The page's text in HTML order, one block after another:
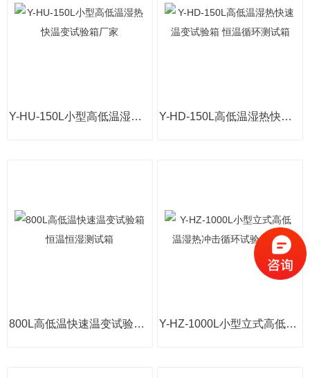
Y-HU-150L小型高低温湿热快温变试验箱厂家 Y-HD-150L高低温湿热快速温变试验箱 恒温循环测试箱
800L高低温快速温变试验箱 恒温恒湿测试箱 Y-HZ-1000L小型立式高低温湿热冲击循环试验箱厂家